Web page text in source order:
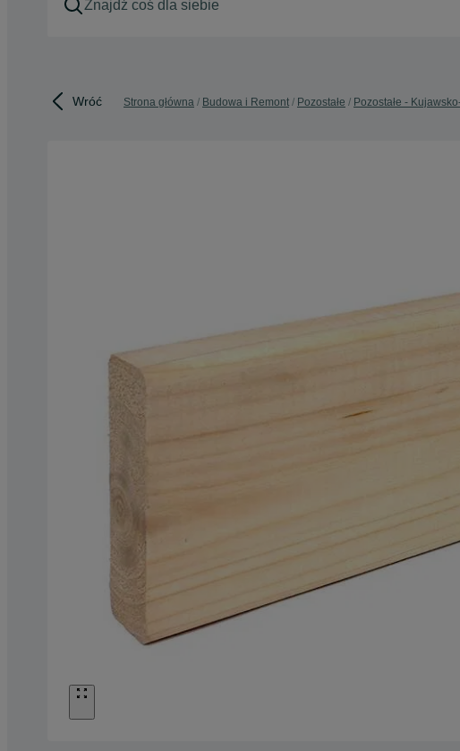
Wróć Strona główna Budowa i Remont Pozostałe Pozostałe -